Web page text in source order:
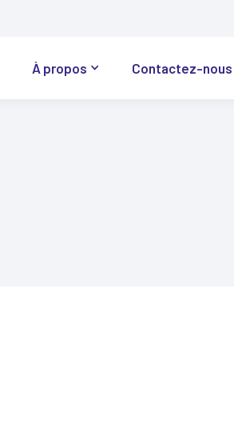
À propos Contactez-nous